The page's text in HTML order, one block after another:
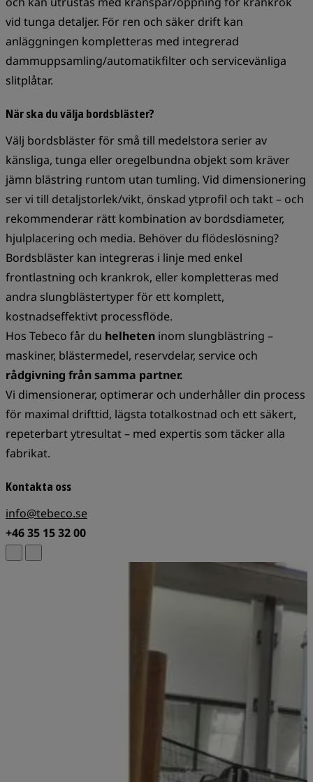
vid tunga detaljer. För ren och säker drift kan
anläggningen kompletteras med integrerad
dammuppsamling/automatikfilter och servicevänliga
slitplåtar.
När ska du välja bordsbläster?
Välj bordsbläster för små till medelstora serier av
känsliga, tunga eller oregelbundna objekt som kräver
jämn blästring runtom utan tumling. Vid dimensionering
ser vi till detaljstorlek/vikt, önskad ytprofil och takt – och
rekommenderar rätt kombination av bordsdiameter,
hjulplacering och media. Behöver du flödeslösning?
Bordsbläster kan integreras i linje med enkel
frontlastning och krankrok, eller kompletteras med
andra slungblästertyper för ett komplett,
kostnadseffektivt processflöde.
Hos Tebeco får du helheten inom slungblästring –
maskiner, blästermedel, reservdelar, service och
rådgivning från samma partner.
Vi dimensionerar, optimerar och underhåller din process
för maximal drifttid, lägsta totalkostnad och ett säkert,
repeterbart ytresultat – med expertis som täcker alla
fabrikat.
Kontakta oss
info@tebeco.se
+46 35 15 32 00